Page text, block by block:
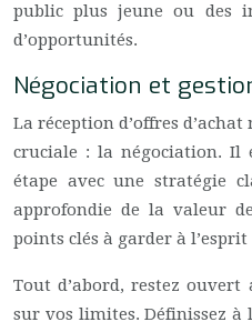
public plus jeune ou des
d’opportunités.
Négociation et
La réception d’offres
cruciale : la négociation. Il
étape avec une stratégie
approfondie de la valeur
points clés à garder à l’esprit
Tout d’abord, restez ouvert
sur vos limites. Définissez à